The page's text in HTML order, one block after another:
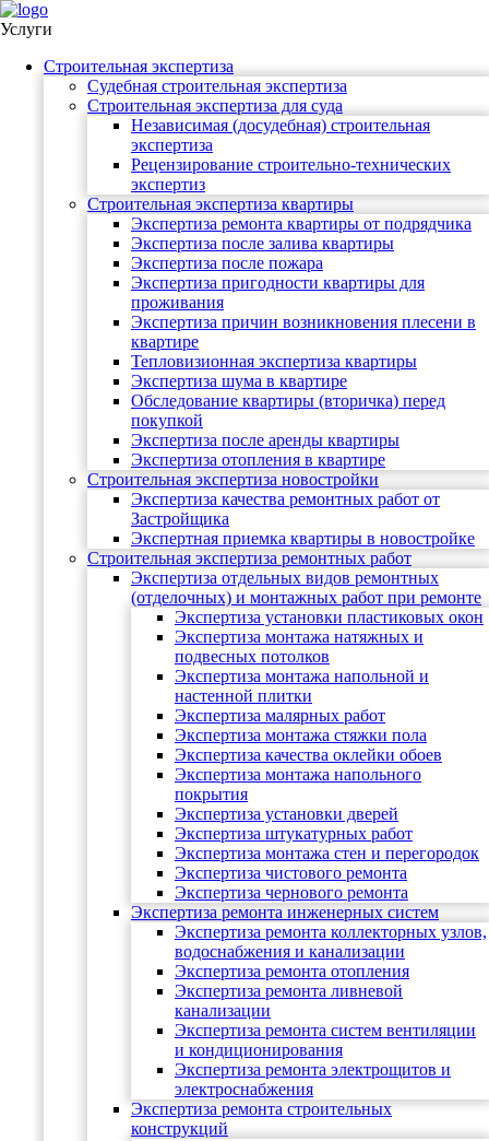
Услуги
Строительная экспертиза
Судебная строительная экспертиза
Строительная экспертиза для суда
Независимая (досудебная) строительная
экспертиза
Рецензирование строительно-технических
экспертиз
Строительная экспертиза квартиры
Экспертиза ремонта квартиры от подрядчика
Экспертиза после залива квартиры
Экспертиза после пожара
Экспертиза пригодности квартиры для
проживания
Экспертиза причин возникновения плесени в
квартире
Тепловизионная экспертиза квартиры
Экспертиза шума в квартире
Обследование квартиры (вторичка) перед
покупкой
Экспертиза после аренды квартиры
Экспертиза отопления в квартире
Строительная экспертиза новостройки
Экспертиза качества ремонтных работ от
Застройщика
Экспертная приемка квартиры в новостройке
Строительная экспертиза ремонтных работ
Экспертиза отдельных видов ремонтных
(отделочных) и монтажных работ при ремонте
Экспертиза установки пластиковых окон
Экспертиза монтажа натяжных и
подвесных потолков
Экспертиза монтажа напольной и
настенной плитки
Экспертиза малярных работ
Экспертиза монтажа стяжки пола
Экспертиза качества оклейки обоев
Экспертиза монтажа напольного
покрытия
Экспертиза установки дверей
Экспертиза штукатурных работ
Экспертиза монтажа стен и перегородок
Экспертиза чистового ремонта
Экспертиза чернового ремонта
Экспертиза ремонта инженерных систем
Экспертиза ремонта коллекторных узлов,
водоснабжения и канализации
Экспертиза ремонта отопления
Экспертиза ремонта ливневой
канализации
Экспертиза ремонта систем вентиляции
и кондиционирования
Экспертиза ремонта электрощитов и
электроснабжения
Экспертиза ремонта строительных
конструкций